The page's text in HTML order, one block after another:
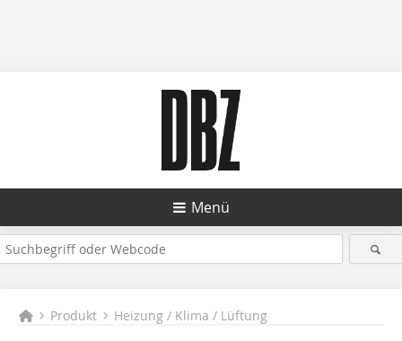
Menü
Produkt Heizung / Klima / Lüftung